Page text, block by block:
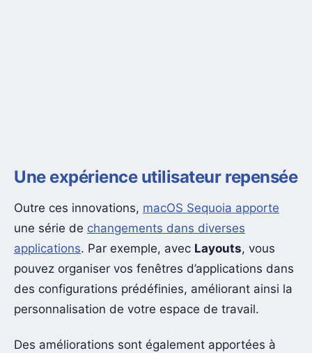
Une expérience utilisateur repensée
Outre ces innovations, macOS Sequoia apporte
une série de changements dans diverses
applications. Par exemple, avec Layouts, vous
pouvez organiser vos fenêtres d’applications dans
des configurations prédéfinies, améliorant ainsi la
personnalisation de votre espace de travail.
Des améliorations sont également apportées à